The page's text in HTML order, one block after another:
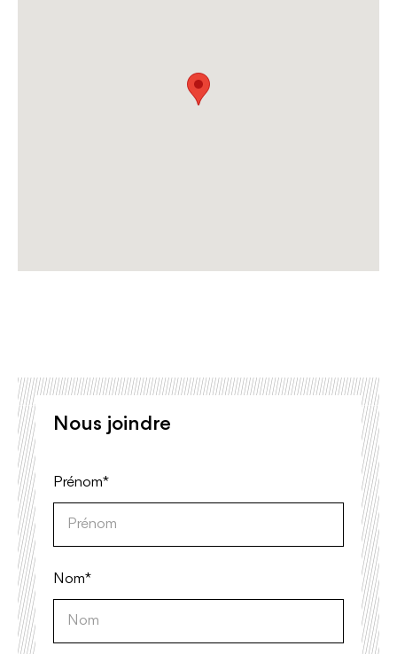
Nous joindre
Prénom*
Nom*